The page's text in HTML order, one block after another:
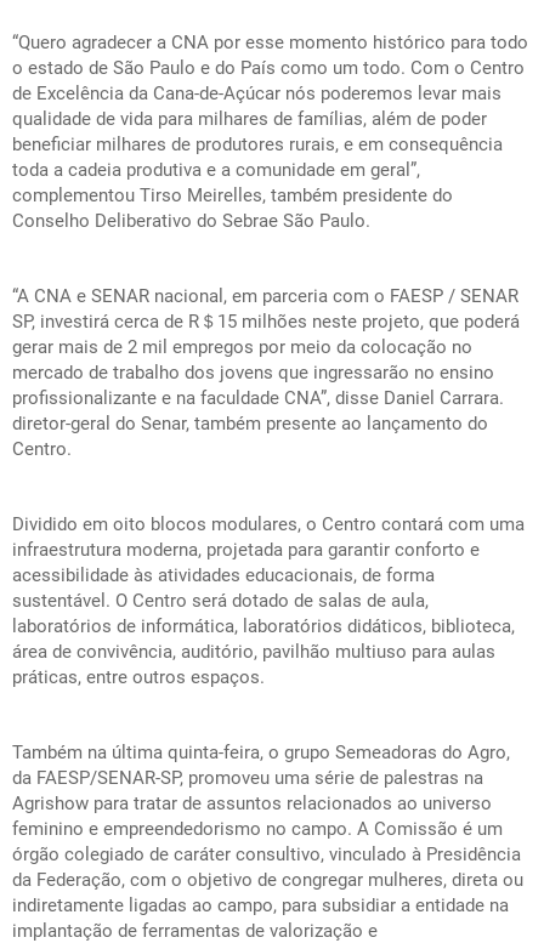
“Quero agradecer a CNA por esse momento histórico para todo
o estado de São Paulo e do País como um todo. Com o Centro
de Excelência da Cana-de-Açúcar nós poderemos levar mais
qualidade de vida para milhares de famílias, além de poder
beneficiar milhares de produtores rurais, e em consequência
toda a cadeia produtiva e a comunidade em geral”,
complementou Tirso Meirelles, também presidente do
Conselho Deliberativo do Sebrae São Paulo.
“A CNA e SENAR nacional, em parceria com o FAESP / SENAR
SP, investirá cerca de R＄15 milhões neste projeto, que poderá
gerar mais de 2 mil empregos por meio da colocação no
mercado de trabalho dos jovens que ingressarão no ensino
profissionalizante e na faculdade CNA”, disse Daniel Carrara.
diretor-geral do Senar, também presente ao lançamento do
Centro.
Dividido em oito blocos modulares, o Centro contará com uma
infraestrutura moderna, projetada para garantir conforto e
acessibilidade às atividades educacionais, de forma
sustentável. O Centro será dotado de salas de aula,
laboratórios de informática, laboratórios didáticos, biblioteca,
área de convivência, auditório, pavilhão multiuso para aulas
práticas, entre outros espaços.
Também na última quinta-feira, o grupo Semeadoras do Agro,
da FAESP/SENAR-SP, promoveu uma série de palestras na
Agrishow para tratar de assuntos relacionados ao universo
feminino e empreendedorismo no campo. A Comissão é um
órgão colegiado de caráter consultivo, vinculado à Presidência
da Federação, com o objetivo de congregar mulheres, direta ou
indiretamente ligadas ao campo, para subsidiar a entidade na
implantação de ferramentas de valorização e